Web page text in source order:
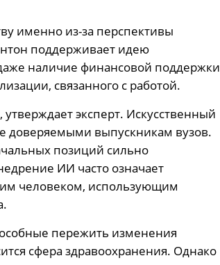
именно из-за перспективы
поддерживает идею
наличие финансовой поддержки
связанного с работой.
эксперт. Искусственный
доверяемыми выпускникам вузов.
позиций сильно
ИИ часто означает
человеком, использующим
пережить изменения
сфера здравоохранения. Однако